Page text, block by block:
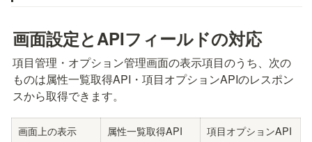
画面設定とAPIフィールドの対応
項目管理・オプション管理画面の表示項目のうち、次の
ものは属性一覧取得API・項目オプションAPIのレスポン
スから取得できます。
画面上の表示 属性一覧取得API
項目オプションAPI